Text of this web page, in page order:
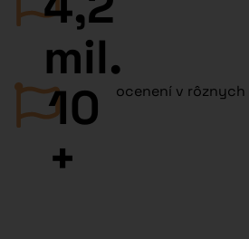
mil.
10
+
ocenení v